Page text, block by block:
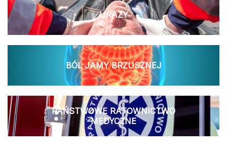
URAZY
BÓL JAMY BRZUSZNEJ
PAŃSTWOWE RATOWNICTWO
MEDYCZNE